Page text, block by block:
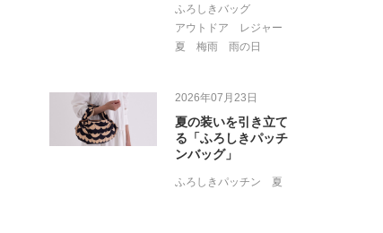
ふろしきバッグ
アウトドア
レジャー
夏
梅雨 雨の日
2026年07月23日
夏の装いを引き立て
る「ふろしきパッチ
ンバッグ」
ふろしきパッチン 夏